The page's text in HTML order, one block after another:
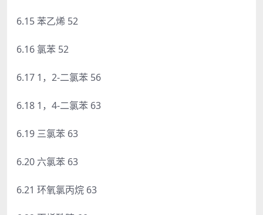
6.15 苯乙烯 52
6.16 氯苯 52
6.17 1，2-二氯苯 56
6.18 1，4-二氯苯 63
6.19 三氯苯 63
6.20 六氯苯 63
6.21 环氧氯丙烷 63